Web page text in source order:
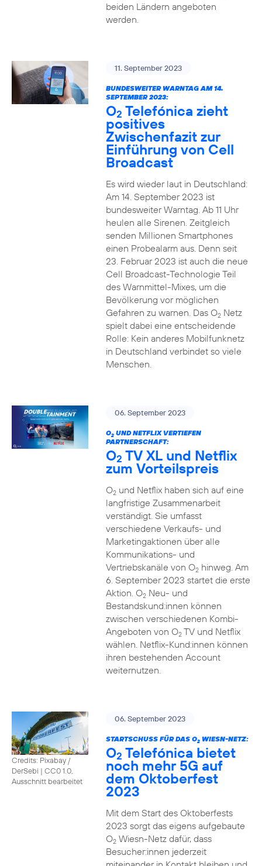
beiden Ländern angeboten
werden.
11. September 2023
BUNDESWEITER WARNTAG AM 14.
SEPTEMBER 2023:
O2 Telefónica zieht
positives
Zwischenfazit zur
Einführung von Cell
Broadcast
Es wird wieder laut in Deutschland:
Am 14. September 2023 ist
bundesweiter Warntag. Ab 11 Uhr
heulen alle Sirenen. Zeitgleich
senden Millionen Smartphones
einen Probealarm aus. Denn seit
23. Februar 2023 ist auch die neue
Cell Broadcast-Technologie Teil
des Warnmittel-Mixes, um die
Bevölkerung vor möglichen
Gefahren zu warnen. Das O2Netz
spielt dabei eine entscheidende
Rolle: Kein anderes Mobilfunknetz
in Deutschland verbindet so viele
Menschen.
06. September 2023
O2UND NETFLIX VERTIEFEN
PARTNERSCHAFT:
O2 TV XL und Netflix
zum Vorteilspreis
O2und Netflix haben sich auf eine
langfristige Zusammenarbeit
verständigt. Sie umfasst
verschiedene Verkaufs- und
Marketingaktionen über alle
Kommunikations- und
Vertriebskanäle von O2hinweg. Am
6. September 2023 startet die erste
Aktion. O2Neu- und
Bestandskund:innen können
zwischen verschiedenen Kombi-
Angeboten von O2TV und Netflix
wählen. Netflix-Kund:innen können
ihren bestehenden Account
weiternutzen.
Credits: Pixabay /
DerSebi | CC0 1.0,
Ausschnitt bearbeitet
06. September 2023
STARTSCHUSS FÜR DAS O2WIESN-NETZ:
O2 Telefónica bietet
noch mehr 5G auf
dem Oktoberfest
2023
Mit dem Start des Oktoberfests
2023 sorgt das eigens aufgebaute
O2Wiesn-Netz dafür, dass
Besucher:innen jederzeit